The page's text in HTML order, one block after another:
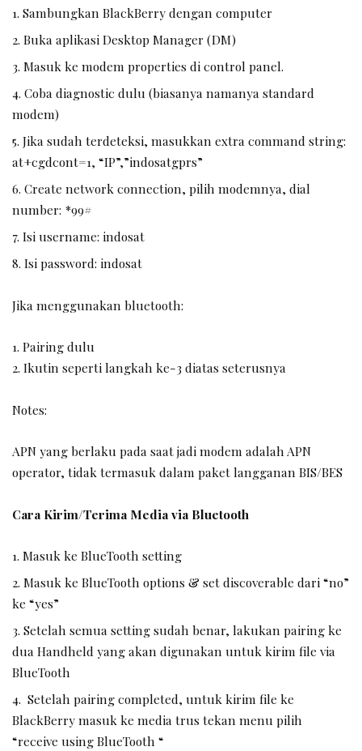
Sambungkan BlackBerry dengan computer
Buka aplikasi Desktop Manager (DM)
Masuk ke modem properties di control panel.
Coba diagnostic dulu (biasanya namanya standard
modem)
Jika sudah terdeteksi, masukkan extra command string:
at+cgdcont=1, “IP”,”indosatgprs”
Create network connection, pilih modemnya, dial
number: *99#
Isi username: indosat
Isi password: indosat
Jika menggunakan bluetooth:
1. Pairing dulu
2. Ikutin seperti langkah ke-3 diatas seterusnya
Notes:
APN yang berlaku pada saat jadi modem adalah APN
operator, tidak termasuk dalam paket langganan BIS/BES
Cara Kirim/Terima Media via Bluetooth
Masuk ke BlueTooth setting
Masuk ke BlueTooth options & set discoverable dari “no”
ke “yes”
Setelah semua setting sudah benar, lakukan pairing ke
dua Handheld yang akan digunakan untuk kirim file via
BlueTooth
Setelah pairing completed, untuk kirim file ke
BlackBerry masuk ke media trus tekan menu pilih
“receive using BlueTooth “